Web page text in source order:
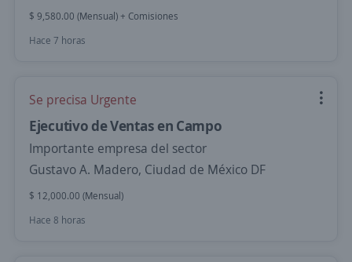
$ 9,580.00 (Mensual) + Comisiones
Hace 7 horas
Se precisa Urgente
Ejecutivo de Ventas en Campo
Importante empresa del sector
Gustavo A. Madero, Ciudad de México DF
$ 12,000.00 (Mensual)
Hace 8 horas